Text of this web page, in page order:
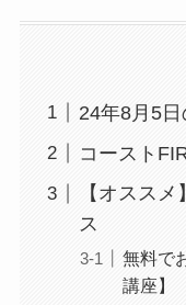
24年8月5
コースト
【オスス
ス
無料で
講座】